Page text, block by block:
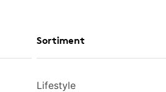
Sortiment
Lifestyle